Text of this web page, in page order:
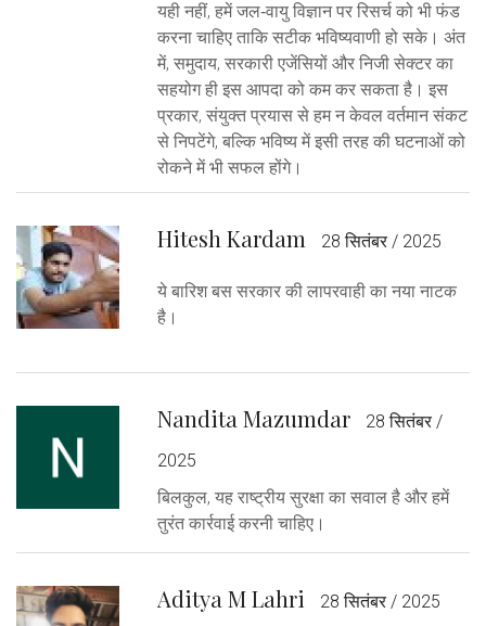
यही नहीं, हमें जल‑वायु विज्ञान पर रिसर्च को भी फंड
करना चाहिए ताकि सटीक भविष्यवाणी हो सके। अंत
में, समुदाय, सरकारी एजेंसियों और निजी सेक्टर का
सहयोग ही इस आपदा को कम कर सकता है। इस
प्रकार, संयुक्त प्रयास से हम न केवल वर्तमान संकट
से निपटेंगे, बल्कि भविष्य में इसी तरह की घटनाओं को
रोकने में भी सफल होंगे।
Hitesh Kardam 28 सितंबर / 2025
ये बारिश बस सरकार की लापरवाही का नया नाटक
है।
Nandita Mazumdar
28 सितंबर /
2025
बिलकुल, यह राष्ट्रीय सुरक्षा का सवाल है और हमें
तुरंत कार्रवाई करनी चाहिए।
Aditya M Lahri 28 सितंबर / 2025